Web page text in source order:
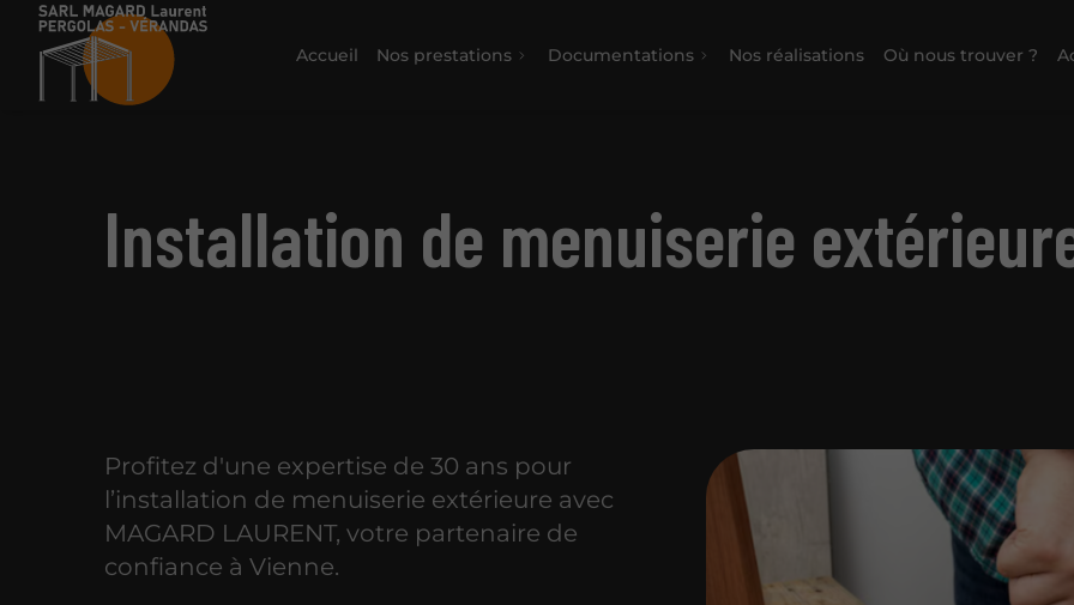
Accueil Nos prestations Documentations Nos réalisations Où nous trouver ?
Installation de menuiserie
Profitez d'une expertise de 30 ans pour
l’installation de menuiserie extérieure avec
MAGARD LAURENT, votre partenaire de
confiance à Vienne.